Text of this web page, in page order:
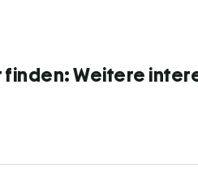
finden: Weitere